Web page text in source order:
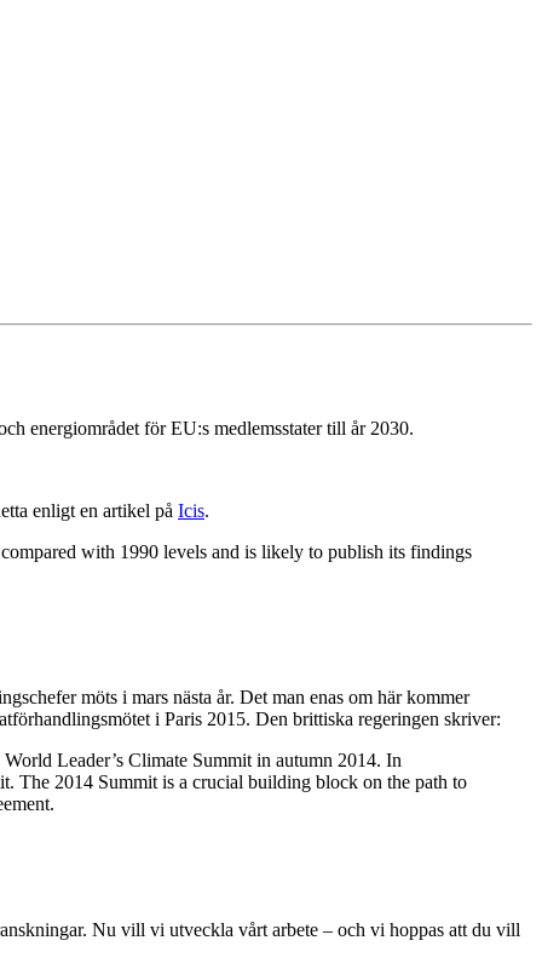
energiområdet för EU:s medlemsstater till år 2030.
enligt en artikel på Icis.
with 1990 levels and is likely to publish its findings
möts i mars nästa år. Det man enas om här kommer
i Paris 2015. Den brittiska regeringen skriver:
Leader’s Climate Summit in autumn 2014. In
The 2014 Summit is a crucial building block on the path to
Nu vill vi utveckla vårt arbete – och vi hoppas att du vill